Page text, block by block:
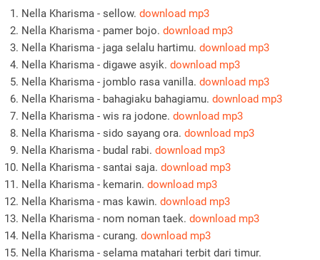
Nella Kharisma - sellow. download mp3
Nella Kharisma - pamer bojo. download mp3
Nella Kharisma - jaga selalu hartimu. download mp3
Nella Kharisma - digawe asyik. download mp3
Nella Kharisma - jomblo rasa vanilla. download mp3
Nella Kharisma - bahagiaku bahagiamu. download mp3
Nella Kharisma - wis ra jodone. download mp3
Nella Kharisma - sido sayang ora. download mp3
Nella Kharisma - budal rabi. download mp3
Nella Kharisma - santai saja. download mp3
Nella Kharisma - kemarin. download mp3
Nella Kharisma - mas kawin. download mp3
Nella Kharisma - nom noman taek. download mp3
Nella Kharisma - curang. download mp3
Nella Kharisma - selama matahari terbit dari timur.